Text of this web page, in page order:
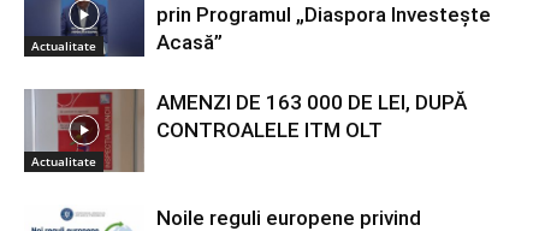
Actualitate
prin Programul „Diaspora Investește
Acasă”
Actualitate
AMENZI DE 163 000 DE LEI, DUPĂ
CONTROALELE ITM OLT
Noile reguli europene privind